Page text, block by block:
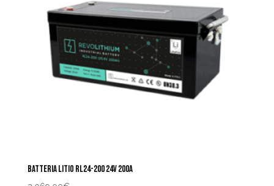
BATTERIA LITIO RL24-200 24V 200A